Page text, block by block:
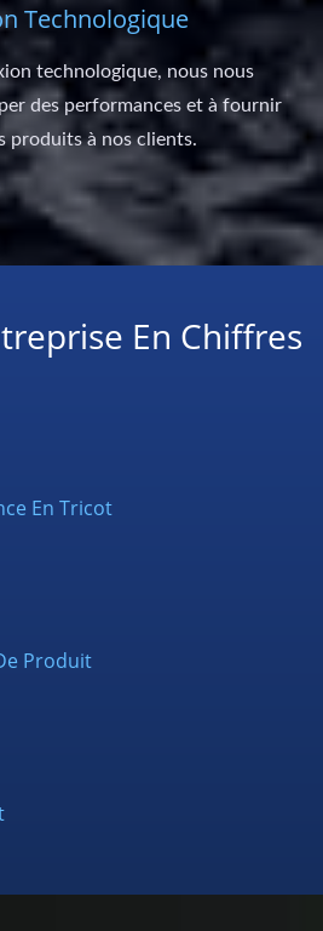
Technologique
technologique, nous nous
des performances et à fournir
produits à nos clients.
En Chiffres
En Tricot
Produit